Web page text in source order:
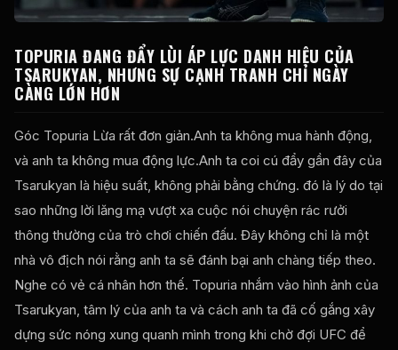
TOPURIA ĐANG ĐẨY LÙI ÁP LỰC DANH HIỆU CỦA
TSARUKYAN, NHƯNG SỰ CẠNH TRANH CHỈ NGÀY
CÀNG LỚN HƠN
Góc Topuria Lừa rất đơn giản.Anh ta không mua hành động,
và anh ta không mua động lực.Anh ta coi cú đẩy gần đây của
Tsarukyan là hiệu suất, không phải bằng chứng. đó là lý do tại
sao những lời lăng mạ vượt xa cuộc nói chuyện rác rưởi
thông thường của trò chơi chiến đấu. Đây không chỉ là một
nhà vô địch nói rằng anh ta sẽ đánh bại anh chàng tiếp theo.
Nghe có vẻ cá nhân hơn thế. Topuria nhắm vào hình ảnh của
Tsarukyan, tâm lý của anh ta và cách anh ta đã cố gắng xây
dựng sức nóng xung quanh mình trong khi chờ đợi UFC để